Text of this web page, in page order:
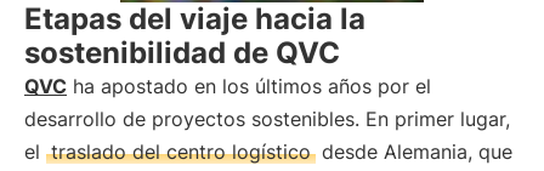
Etapas del viaje hacia la
sostenibilidad de QVC
QVC ha apostado en los últimos años por el
desarrollo de proyectos sostenibles. En primer lugar,
el traslado del centro logístico desde Alemania, que